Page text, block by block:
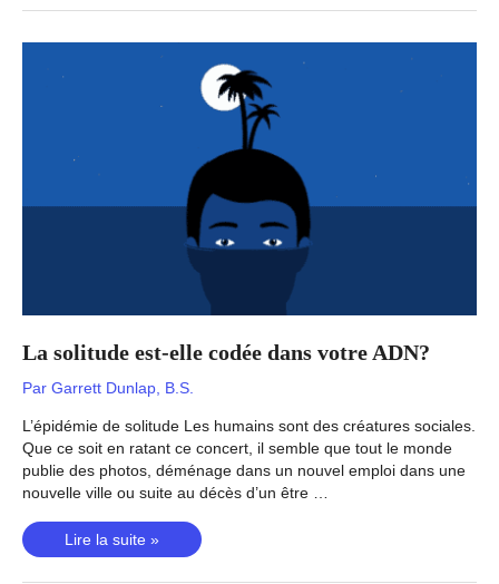
Une
La solitude est-elle codée dans votre ADN?
Par Garrett Dunlap, B.S.
L’épidémie de solitude Les humains sont des créatures sociales.
Que ce soit en ratant ce concert, il semble que tout le monde
publie des photos, déménage dans un nouvel emploi dans une
nouvelle ville ou suite au décès d’un être …
La
solitude
Lire la suite »